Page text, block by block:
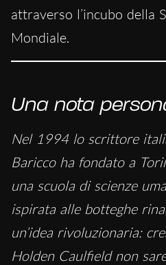
attraverso l’incubo della
Mondiale.
Una nota
Nel 1994 lo scrittore
Baricco ha fondato a
una scuola di scienze
ispirata alle botteghe
un’idea rivoluzionaria:
Holden Caulfield non